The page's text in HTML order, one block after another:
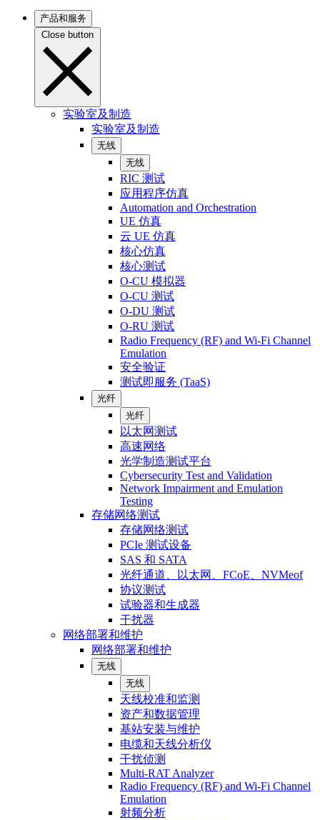
产品和服务
Close button
实验室及制造
实验室及制造
无线
无线
RIC 测试
应用程序仿真
Automation and Orchestration
UE 仿真
云 UE 仿真
核心仿真
核心测试
O-CU 模拟器
O-CU 测试
O-DU 测试
O-RU 测试
Radio Frequency (RF) and Wi-Fi Channel
Emulation
安全验证
测试即服务 (TaaS)
光纤
光纤
以太网测试
高速网络
光学制造测试平台
Cybersecurity Test and Validation
Network Impairment and Emulation
Testing
存储网络测试
存储网络测试
PCIe 测试设备
SAS 和 SATA
光纤通道、以太网、FCoE、NVMeof
协议测试
试验器和生成器
干扰器
网络部署和维护
网络部署和维护
无线
无线
天线校准和监测
资产和数据管理
基站安装与维护
电缆和天线分析仪
干扰侦测
Multi-RAT Analyzer
Radio Frequency (RF) and Wi-Fi Channel
Emulation
射频分析